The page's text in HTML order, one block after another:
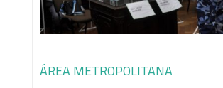
ÁREA METROPOLITANA